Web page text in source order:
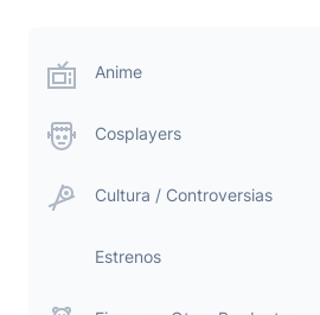
Anime
Cosplayers
Cultura / Controversias
Estrenos